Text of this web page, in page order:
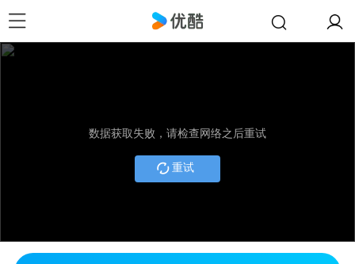
数据获取失败，请检查网络之后重试
重试